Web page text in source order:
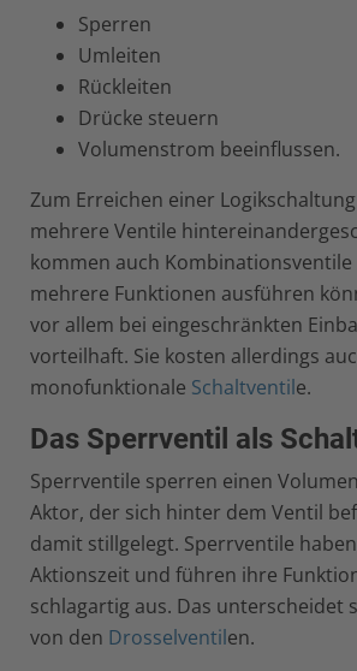
Sperren
Umleiten
Rückleiten
Drücke steuern
Volumenstrom beeinflussen.
Zum Erreichen einer
mehrere Ventile
kommen auch Kombinationsventile
mehrere Funktionen ausführen
vor allem bei eingeschränkten
vorteilhaft. Sie kosten allerdings
monofunktionale Schaltventile.
Das Sperrventil als
Sperrventile sperren einen
Aktor, der sich hinter dem Ventil
damit stillgelegt. Sperrventile
Aktionszeit und führen ihre
schlagartig aus. Das unterscheidet
von den Drosselventilen.